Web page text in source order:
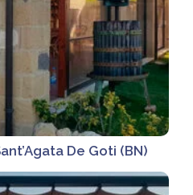
De Goti (BN)